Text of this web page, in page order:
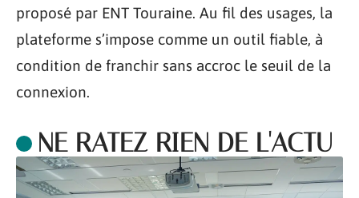
proposé par ENT Touraine. Au fil des usages, la
plateforme s’impose comme un outil fiable, à
condition de franchir sans accroc le seuil de la
connexion.
NE RATEZ RIEN DE L'ACTU